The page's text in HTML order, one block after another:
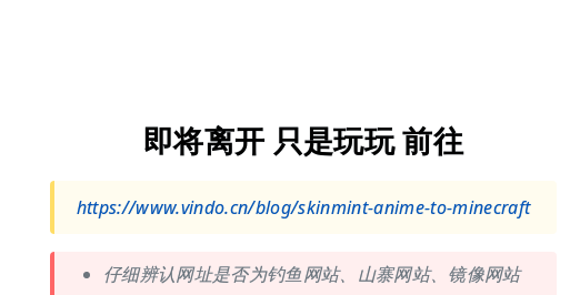
即将离开 只是玩玩 前往
https://www.vindo.cn/blog/skinmint-anime-to-minecraft
仔细辨认网址是否为钓鱼网站、山寨网站、镜像网站